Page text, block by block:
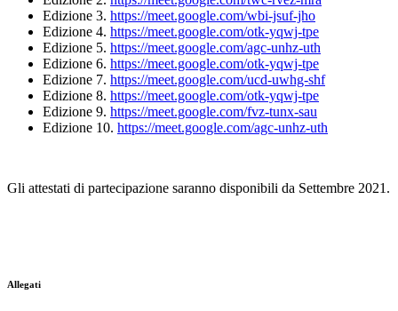
Edizione 3. https://meet.google.com/wbi-jsuf-jho
Edizione 4. https://meet.google.com/otk-yqwj-tpe
Edizione 5. https://meet.google.com/agc-unhz-uth
Edizione 6. https://meet.google.com/otk-yqwj-tpe
Edizione 7. https://meet.google.com/ucd-uwhg-shf
Edizione 8. https://meet.google.com/otk-yqwj-tpe
Edizione 9. https://meet.google.com/fvz-tunx-sau
Edizione 10. https://meet.google.com/agc-unhz-uth
Gli attestati di partecipazione saranno disponibili da Settembre 2021.
Allegati